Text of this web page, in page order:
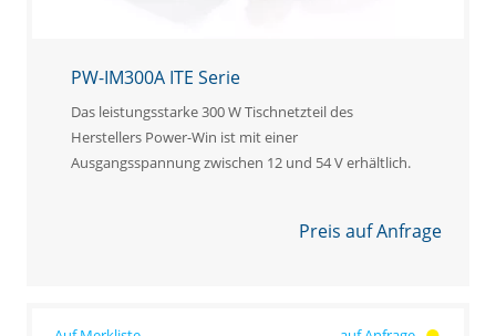
PW-IM300A ITE Serie
Das leistungsstarke 300 W Tischnetzteil des
Herstellers Power-Win ist mit einer
Ausgangsspannung zwischen 12 und 54 V erhältlich.
Preis auf Anfrage